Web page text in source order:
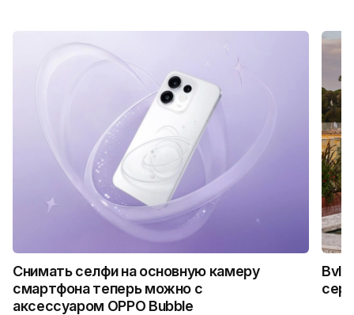
Снимать селфи на основную камеру
смартфона теперь можно с
аксессуаром OPPO Bubble